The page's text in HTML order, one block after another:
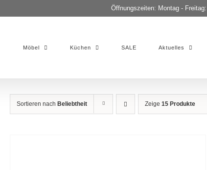
Öffnungszeiten: Montag -
Möbel Küchen SALE Aktuelles
Sortieren nach Beliebtheit Zeige15 Produkte